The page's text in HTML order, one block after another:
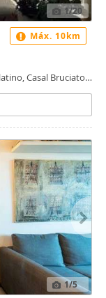
1/20
Casal Bruciato,
Máx. 10km
1/5